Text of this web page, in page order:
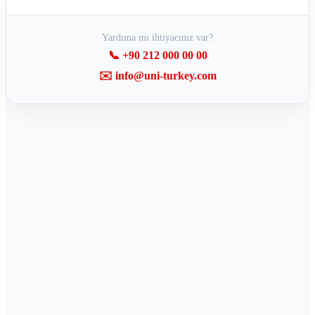
Yardıma mı ihtiyacınız var?
📞 +90 212 000 00 00
✉️ info@uni-turkey.com